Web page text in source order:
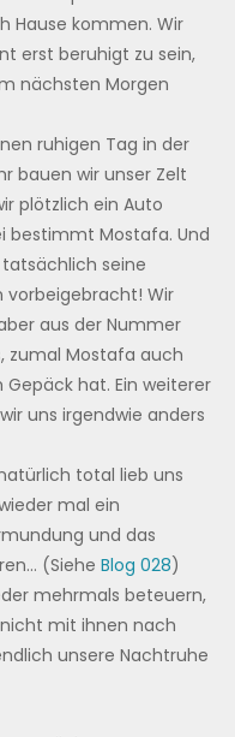
Hause kommen. Wir
erst beruhigt zu sein,
nächsten Morgen
ruhigen Tag in der
bauen wir unser Zelt
plötzlich ein Auto
bestimmt Mostafa. Und
seine
vorbeigebracht! Wir
aus der Nummer
zumal Mostafa auch
hat. Ein weiterer
uns irgendwie anders
total lieb uns
mal ein
und das
(Siehe Blog 028)
mehrmals beteuern,
mit ihnen nach
unsere Nachtruhe